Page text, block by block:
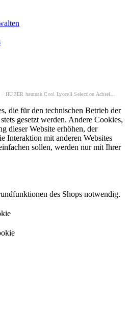
die für den technischen Betrieb der
gesetzt werden. Andere Cookies,
dieser Website erhöhen, der
Interaktion mit anderen Websites
sollen, werden nur mit Ihrer
des Shops notwendig.